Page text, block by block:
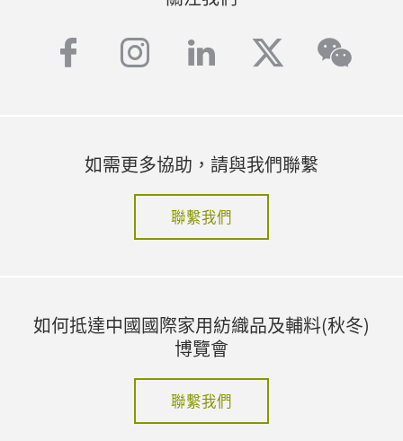
facebook
instagram
linkedintwitter
如需更多協助，請與我們聯繫
聯繫我們
如何抵達中國國際家用紡織品及輔料(秋冬)
博覽會
聯繫我們